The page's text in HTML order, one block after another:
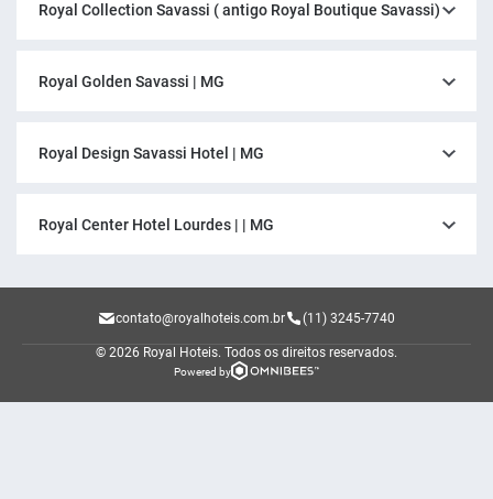
Royal Collection Savassi ( antigo Royal Boutique Savassi)
Royal Golden Savassi | MG
Royal Design Savassi Hotel | MG
Royal Center Hotel Lourdes | | MG
contato@royalhoteis.com.br (11) 3245-7740
© 2026 Royal Hoteis. Todos os direitos reservados.
Powered by